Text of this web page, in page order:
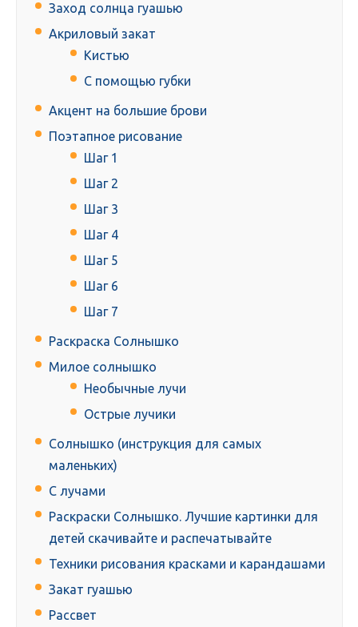
Заход солнца гуашью
Акриловый закат
Кистью
С помощью губки
Акцент на большие брови
Поэтапное рисование
Шаг 1
Шаг 2
Шаг 3
Шаг 4
Шаг 5
Шаг 6
Шаг 7
Раскраска Солнышко
Милое солнышко
Необычные лучи
Острые лучики
Солнышко (инструкция для самых
маленьких)
С лучами
Раскраски Солнышко. Лучшие картинки для
детей скачивайте и распечатывайте
Техники рисования красками и карандашами
Закат гуашью
Рассвет